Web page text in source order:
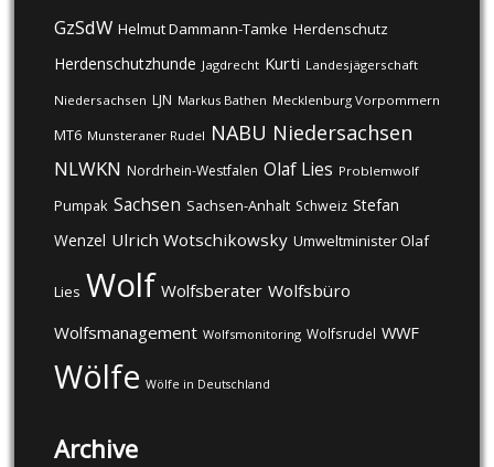
GzSdW Helmut Dammann-Tamke Herdenschutz
Herdenschutzhunde Jagdrecht Kurti Landesjägerschaft
Niedersachsen LJN Markus Bathen Mecklenburg Vorpommern
MT6 Munsteraner Rudel NABU Niedersachsen
NLWKN Nordrhein-Westfalen Olaf Lies Problemwolf
Pumpak Sachsen Sachsen-Anhalt Schweiz Stefan
Wenzel Ulrich Wotschikowsky Umweltminister Olaf
Lies Wolf Wolfsberater Wolfsbüro
Wolfsmanagement Wolfsmonitoring Wolfsrudel WWF
Wölfe Wölfe in Deutschland
Archive